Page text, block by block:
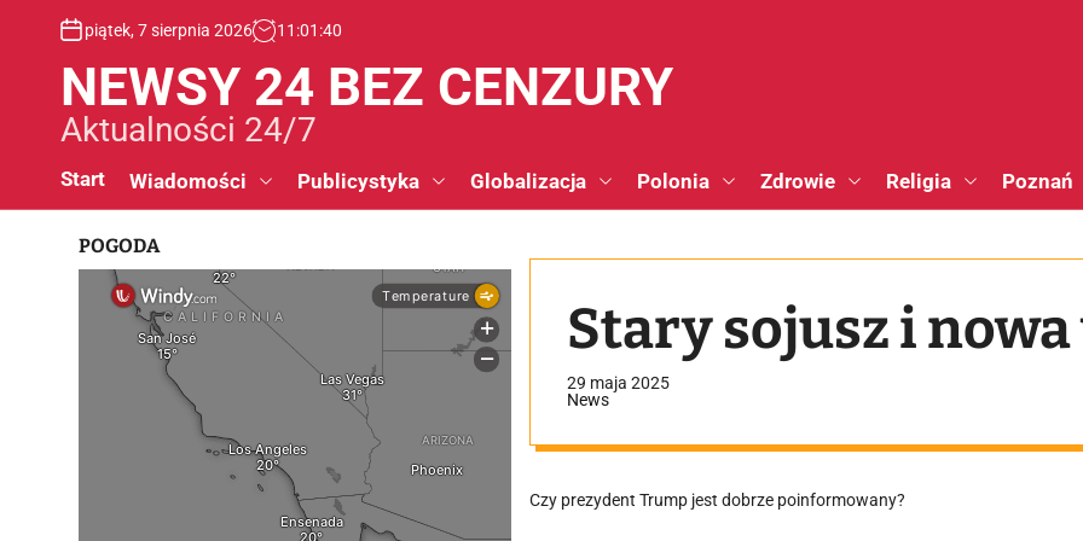
piątek, 7 sierpnia 2026 11 :01 :41
NEWSY 24 BEZ CENZURY
Aktualności 24/7
Start Wiadomości Publicystyka Globalizacja Polonia Zdrowie Religia Poznań
Stary sojusz i
29 maja 2025
News
Czy prezydent Trump jest dobrze poinformowany?
POGODA